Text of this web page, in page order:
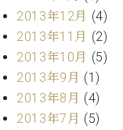
ア
フ
タ
サ
ー
2013年12月 (4)
2013年11月 (2)
2013年10月 (5)
2013年9月 (1)
2013年8月 (4)
2013年7月 (5)